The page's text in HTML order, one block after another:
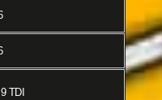
TDI